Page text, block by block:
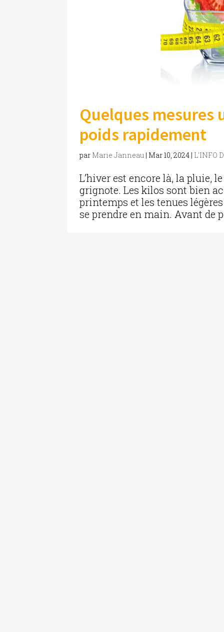
Quelques mesures
poids rapidement
par Marie Janneau | Mar 10, 2024 | L'INFO
L’hiver est encore là, la pluie,
grignote. Les kilos sont bien
printemps et les tenues
se prendre en main. Avant de